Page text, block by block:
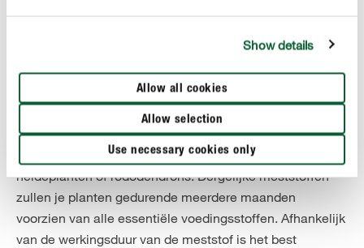
Show details
Allow all cookies
Allow selection
Use necessary cookies only
Om te groeien en mooie bloemen te kunnen
Het ideale moment om te bemesten is
, bij de start van het groeiseizoen. Gebruik
hiervoor een meststof met langdurige werking die
specifiek is ontwikkeld voor zuurminnende planten zoals
heideplanten of rododendrons. Dergelijke meststoffen
zullen je planten gedurende meerdere maanden
voorzien van alle essentiële voedingsstoffen. Afhankelijk
van de werkingsduur van de meststof is het best